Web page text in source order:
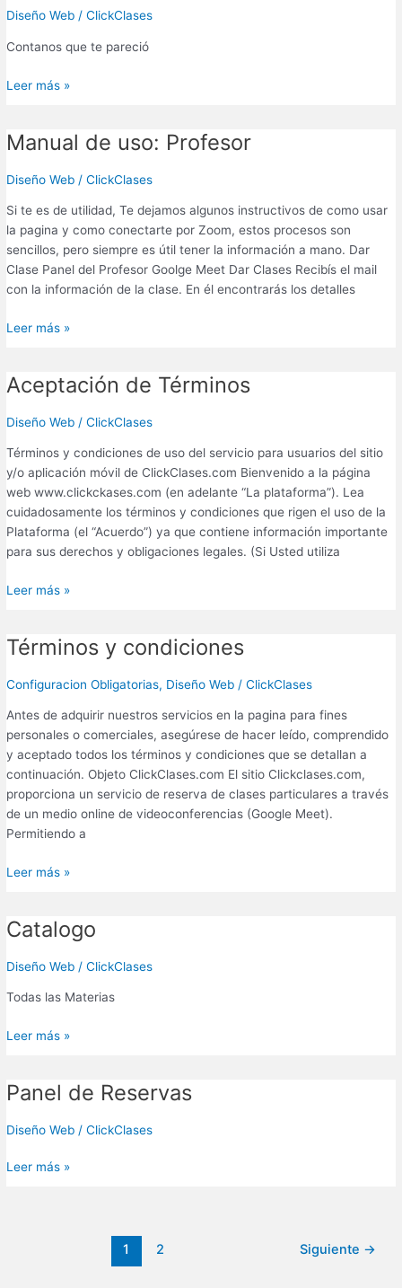
Diseño Web /ClickClases
Contanos que te pareció
te
Leer más »
Manual de uso: Profesor
Diseño Web /ClickClases
Si te es de utilidad, Te dejamos algunos instructivos de como usar
la pagina y como conectarte por Zoom, estos procesos son
sencillos, pero siempre es útil tener la información a mano. Dar
Clase Panel del Profesor Goolge Meet Dar Clases Recibís el mail
con la información de la clase. En él encontrarás los detalles
Manual
uso:
Leer más »
Aceptación de Términos
Diseño Web /ClickClases
Términos y condiciones de uso del servicio para usuarios del sitio
y/o aplicación móvil de ClickClases.com Bienvenido a la página
web www.clickckases.com (en adelante “La plataforma”). Lea
cuidadosamente los términos y condiciones que rigen el uso de la
Plataforma (el “Acuerdo”) ya que contiene información importante
para sus derechos y obligaciones legales. (Si Usted utiliza
Aceptación
Términos
Leer más »
Términos y condiciones
Configuracion Obligatorias, Diseño Web /ClickClases
Antes de adquirir nuestros servicios en la pagina para fines
personales o comerciales, asegúrese de hacer leído, comprendido
y aceptado todos los términos y condiciones que se detallan a
continuación. Objeto ClickClases.com El sitio Clickclases.com,
proporciona un servicio de reserva de clases particulares a través
de un medio online de videoconferencias (Google Meet).
Permitiendo a
Términos
condiciones
Leer más »
Catalogo
Diseño Web /ClickClases
Todas las Materias
Catalogo
Leer más »
Panel de Reservas
Diseño Web /ClickClases
Panel
Reservas
Leer más »
1 2 Siguiente →